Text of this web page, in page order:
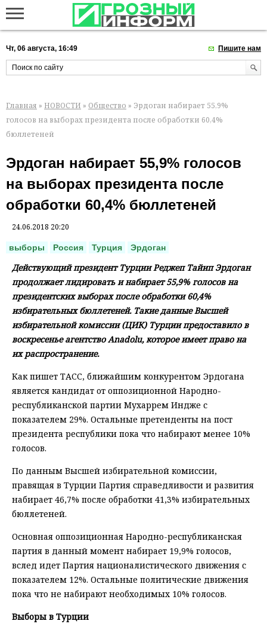
Чт, 06 августа, 16:49 Пишите нам
Главная » НОВОСТИ » Общество » Эрдоган набирает 55,9%
голосов на выборах президента после обработки 60,4%
бюллетеней
Эрдоган набирает 55,9% голосов
на выборах президента после
обработки 60,4% бюллетеней
24.06.2018 20:20
выборы Россия Турция Эрдоган
Действующий президент Турции Реджеп Тайип Эрдоган
продолжает лидировать и набирает 55,9% голосов на
президентских выборах после обработки 60,4%
избирательных бюллетеней. Такие данные Высшей
избирательной комиссии (ЦИК) Турции предоставило в
воскресенье агентство Anadolu, которое имеет право на
их распространение.
Как пишет ТАСС, ближайшим конкурентом Эрдогана
является кандидат от оппозиционной Народно-
республиканской партии Мухаррем Индже с
показателем 29%. Остальные претенденты на пост
президента республики пока что набирают менее 10%
голосов.
По данным Высшей избирательной комиссии,
правящая в Турции Партия справедливости и развития
набирает 46,7% после обработки 41,3% избирательных
бюллетеней.
Основная оппозиционная Народно-республиканская
партия в данный момент набирает 19,9% голосов,
вслед идет Партия националистического движения с
показателем 12%. Остальные политические движения
пока что не набирают необходимых 10% голосов.
Выборы в Турции